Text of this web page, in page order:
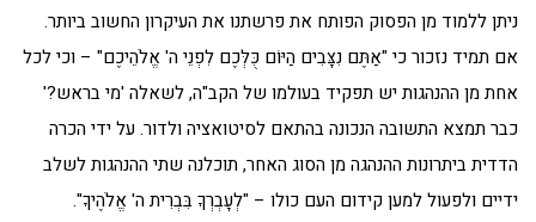
ניתן ללמוד מן הפסוק הפותח את פרשתנו את העיקרון החשוב ביותר.
אם תמיד נזכור כי "אַתֶּם נִצָּבִים הַיּוֹם כֻּלְּכֶם לִפְנֵי ה' אֱלֹהֵיכֶם" – וכי לכל
אחת מן ההנהגות יש תפקיד בעולמו של הקב"ה, לשאלה 'מי בראש?'
כבר תמצא התשובה הנכונה בהתאם לסיטואציה ולדור. על ידי הכרה
הדדית ביתרונות ההנהגה מן הסוג האחר, תוכלנה שתי ההנהגות לשלב
ידיים ולפעול למען קידום העם כולו – "לְעָבְרְךָ בִּבְרִית ה' אֱלֹהֶיךָ".